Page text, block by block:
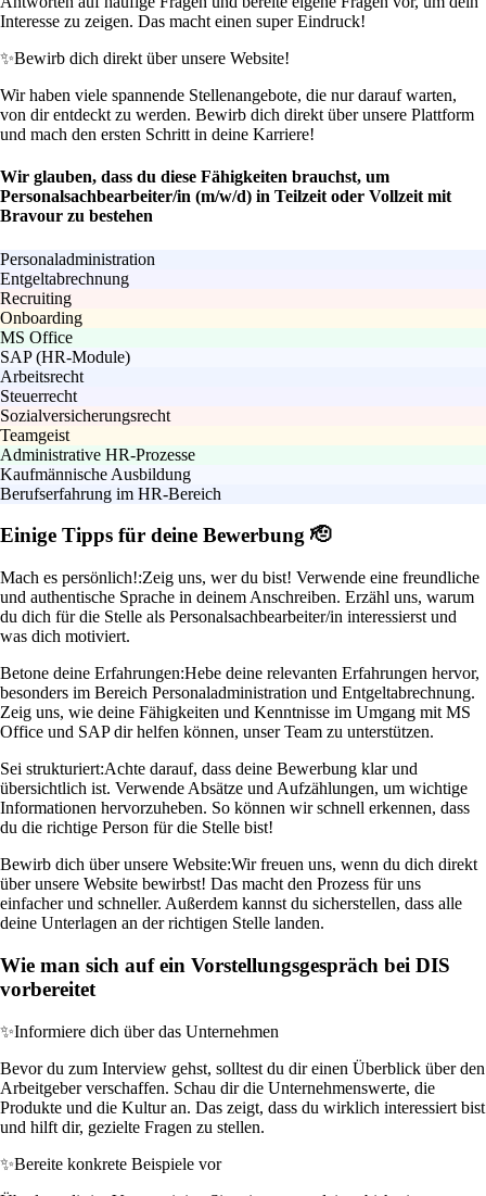
Interesse zu zeigen. Das macht einen super Eindruck!
✨Bewirb dich direkt über unsere Website!
Wir haben viele spannende Stellenangebote, die nur darauf warten,
von dir entdeckt zu werden. Bewirb dich direkt über unsere Plattform
und mach den ersten Schritt in deine Karriere!
Wir glauben, dass du diese Fähigkeiten brauchst, um
Personalsachbearbeiter/in (m/w/d) in Teilzeit oder Vollzeit mit
Bravour zu bestehen
Personaladministration
Entgeltabrechnung
Recruiting
Onboarding
MS Office
SAP (HR-Module)
Arbeitsrecht
Steuerrecht
Sozialversicherungsrecht
Teamgeist
Administrative HR-Prozesse
Kaufmännische Ausbildung
Berufserfahrung im HR-Bereich
Einige Tipps für deine Bewerbung 🫡
Mach es persönlich!:Zeig uns, wer du bist! Verwende eine freundliche
und authentische Sprache in deinem Anschreiben. Erzähl uns, warum
du dich für die Stelle als Personalsachbearbeiter/in interessierst und
was dich motiviert.
Betone deine Erfahrungen:Hebe deine relevanten Erfahrungen hervor,
besonders im Bereich Personaladministration und Entgeltabrechnung.
Zeig uns, wie deine Fähigkeiten und Kenntnisse im Umgang mit MS
Office und SAP dir helfen können, unser Team zu unterstützen.
Sei strukturiert:Achte darauf, dass deine Bewerbung klar und
übersichtlich ist. Verwende Absätze und Aufzählungen, um wichtige
Informationen hervorzuheben. So können wir schnell erkennen, dass
du die richtige Person für die Stelle bist!
Bewirb dich über unsere Website:Wir freuen uns, wenn du dich direkt
über unsere Website bewirbst! Das macht den Prozess für uns
einfacher und schneller. Außerdem kannst du sicherstellen, dass alle
deine Unterlagen an der richtigen Stelle landen.
Wie man sich auf ein Vorstellungsgespräch bei DIS
vorbereitet
✨Informiere dich über das Unternehmen
Bevor du zum Interview gehst, solltest du dir einen Überblick über den
Arbeitgeber verschaffen. Schau dir die Unternehmenswerte, die
Produkte und die Kultur an. Das zeigt, dass du wirklich interessiert bist
und hilft dir, gezielte Fragen zu stellen.
✨Bereite konkrete Beispiele vor